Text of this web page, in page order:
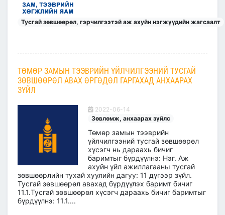
Тусгай зөвшөөрөл, гэрчилгээтэй аж ахуйн нэгжүүдийн жагсаалт
ТӨМӨР ЗАМЫН ТЭЭВРИЙН ҮЙЛЧИЛГЭЭНИЙ ТУСГАЙ
ЗӨВШӨӨРӨЛ АВАХ ӨРГӨДӨЛ ГАРГАХАД АНХААРАХ
ЗҮЙЛ
2022-06-14
Зөвлөмж, анхаарах зүйлс
Төмөр замын тээврийн
үйлчилгээний тусгай зөвшөөрөл
хүсэгч нь дараахь бичиг
баримтыг бүрдүүлнэ: Нэг. Аж
ахуйн үйл ажиллагааны тусгай
зөвшөөрлийн тухай хуулийн дагуу: 11 дүгээр зүйл.
Тусгай зөвшөөрөл авахад бүрдүүлэх баримт бичиг
11.1.Тусгай зөвшөөрөл хүсэгч дараахь бичиг баримтыг
бүрдүүлнэ: 11.1....